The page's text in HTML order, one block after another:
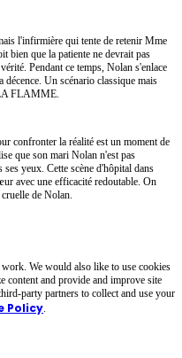
l'infirmière qui tente de retenir Mme
bien que la patiente ne devrait pas
Pendant ce temps, Nolan s'enlace
décence. Un scénario classique mais
FLAMME.
confronter la réalité est un moment de
que son mari Nolan n'est pas
yeux. Cette scène d'hôpital dans
avec une efficacité redoutable. On
de Nolan.
We would also like to use cookies
content and provide and improve site
party partners to collect and use your
Policy.